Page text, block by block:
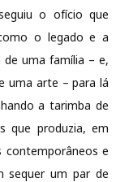
o ofício que
o legado e a
de uma família – e,
uma arte – para lá
a tarimba de
que produzia, em
contemporâneos e
sequer um par de